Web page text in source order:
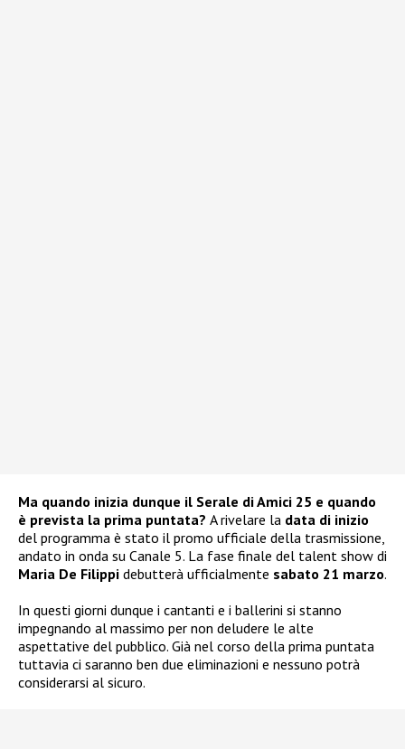
Ma quando inizia dunque il Serale di Amici 25 e quando
è prevista la prima puntata? A rivelare la data di inizio
del programma è stato il promo ufficiale della trasmissione,
andato in onda su Canale 5. La fase finale del talent show di
Maria De Filippi debutterà ufficialmente sabato 21 marzo.
In questi giorni dunque i cantanti e i ballerini si stanno
impegnando al massimo per non deludere le alte
aspettative del pubblico. Già nel corso della prima puntata
tuttavia ci saranno ben due eliminazioni e nessuno potrà
considerarsi al sicuro.